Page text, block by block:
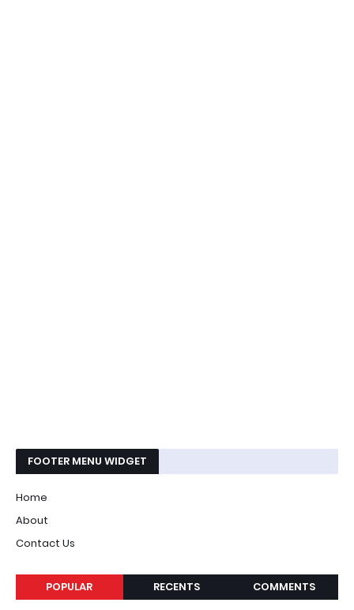
FOOTER MENU WIDGET
Home
About
Contact Us
POPULAR RECENTS COMMENTS